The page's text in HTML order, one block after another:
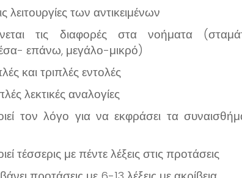
λειτουργίες των αντικειμένων
τις διαφορές στα νοήματα
επάνω, μεγάλο-μικρό)
και τριπλές εντολές
λεκτικές αναλογίες
τον λόγο για να εκφράσει τα
τέσσερις με πέντε λέξεις στις προτάσεις